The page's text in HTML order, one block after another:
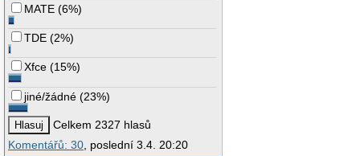
MATE (6%)
TDE (2%)
Xfce (15%)
jiné/žádné (23%)
Celkem 2327 hlasů
Komentářů: 30, poslední 3.4. 20:20